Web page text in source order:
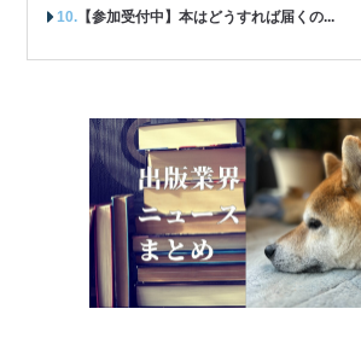
【参加受付中】本はどうすれば届くの...